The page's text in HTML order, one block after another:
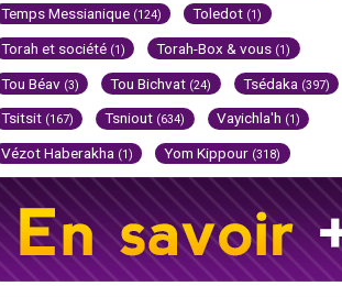
Temps Messianique (124) Toledot (1)
Torah et société (1) Torah-Box & vous (1)
Tou Béav (3) Tou Bichvat (24) Tsédaka (397)
Tsitsit (167) Tsniout (634) Vayichla'h (1)
Vézot Haberakha (1) Yom Kippour (318)